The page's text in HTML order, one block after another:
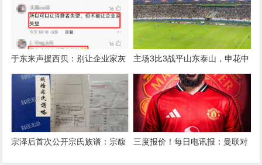
葬礼！
于东来声援西贝：别让企业家灰
了心！网友回怼：也别让消费者
伤了心
主场3比3战平山东泰山，申花中
超争冠关键战又掉链子
宗泽后首次公开宗氏族谱：宗馥
三度报价！每日电讯报：曼联对